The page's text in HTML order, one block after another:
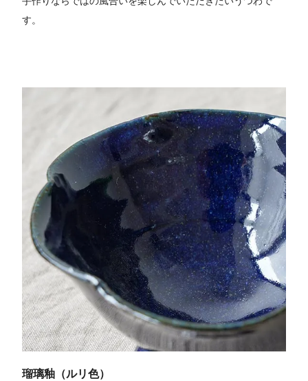
す。
瑠璃釉（ルリ色）